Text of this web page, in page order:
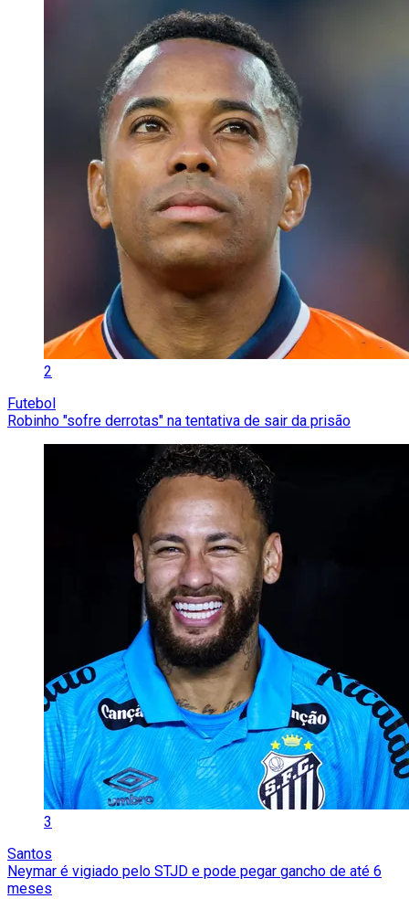
2
Futebol
Robinho "sofre derrotas" na tentativa de sair da prisão
3
Santos
Neymar é vigiado pelo STJD e pode pegar gancho de até 6
meses